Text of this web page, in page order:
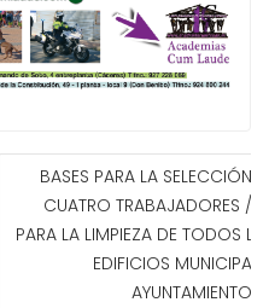
BASES PARA LA SELECCIÓN
CUATRO TRABAJADORES /
PARA LA LIMPIEZA DE TODOS
EDIFICIOS
AYUNTAMIENTO